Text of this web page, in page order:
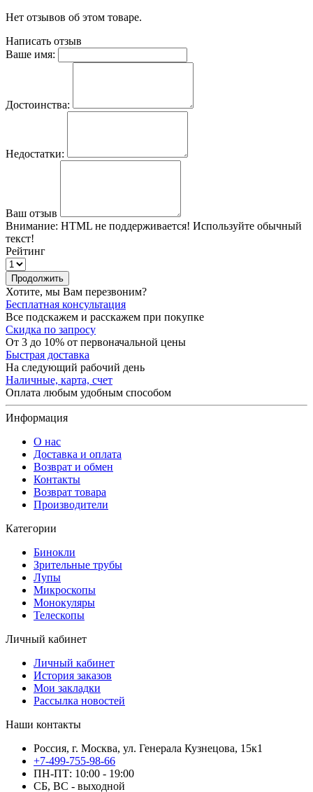
Нет отзывов об этом товаре.
Написать отзыв
Ваше имя:
Достоинства:
Недостатки:
Ваш отзыв
Внимание: HTML не поддерживается! Используйте обычный
текст!
Рейтинг
Продолжить
Хотите, мы Вам перезвоним?
Бесплатная консультация
Все подскажем и расскажем при покупке
Скидка по запросу
От 3 до 10% от первоначальной цены
Быстрая доставка
На следующий рабочий день
Наличные, карта, счет
Оплата любым удобным способом
Информация
О нас
Доставка и оплата
Возврат и обмен
Контакты
Возврат товара
Производители
Категории
Бинокли
Зрительные трубы
Лупы
Микроскопы
Монокуляры
Телескопы
Личный кабинет
Личный кабинет
История заказов
Мои закладки
Рассылка новостей
Наши контакты
Россия, г. Москва, ул. Генерала Кузнецова, 15к1
+7-499-755-98-66
ПН-ПТ: 10:00 - 19:00
СБ, ВС - выходной